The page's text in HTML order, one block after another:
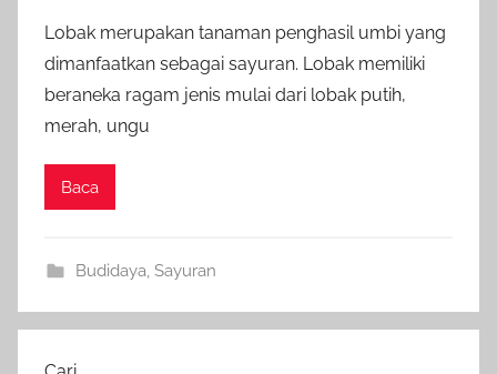
Lobak merupakan tanaman penghasil umbi yang
dimanfaatkan sebagai sayuran. Lobak memiliki
beraneka ragam jenis mulai dari lobak putih,
merah, ungu
Baca
Budidaya, Sayuran